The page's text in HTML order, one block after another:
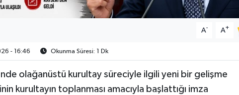
A- A+
- 16:46 Okunma Süresi: 1 Dk
olağanüstü kurultay süreciyle ilgili yeni bir gelişme
kurultayın toplanması amacıyla başlattığı imza